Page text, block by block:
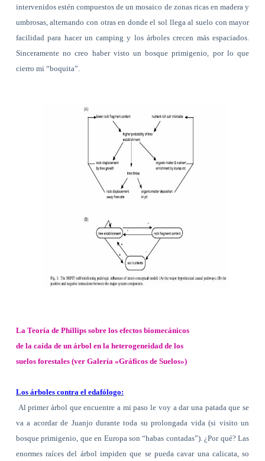
intervenidos estén compuestos de un mosaico de zonas ricas en madera y
umbrosas, alternando con otras en donde el sol llega al suelo con mayor
facilidad para hacer un camping y los árboles crecen más espaciados.
Sinceramente no creo haber visto un bosque primigenio, por lo que
cierro mi “boquita”.
La Teoría de Phillips sobre los efectos biomecánicos
de la caída de un árbol en la heterogeneidad de los
suelos forestales (ver Galería «Gráficos de Suelos»)
Los árboles contra el edafólogo:
Al primer árbol que encuentre a mi paso le voy a dar una patada que se
va a acordar de Juanjo durante toda su prolongada vida (si visito un
bosque primigenio, que en Europa son “habas contadas”). ¿Por qué? Las
enormes raíces del árbol impiden que se pueda cavar una calicata, so